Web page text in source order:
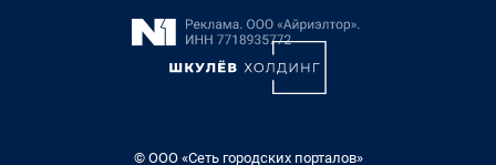
© ООО «Сеть городских порталов»